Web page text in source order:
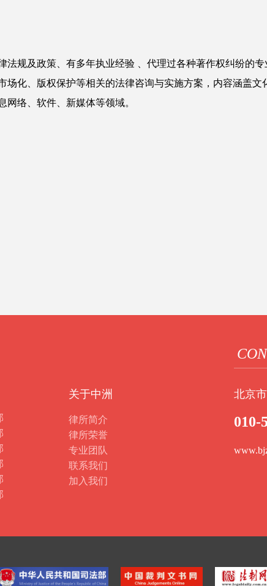
规及政策、有多年执业经验 、代理过各种著作权纠纷的
化、版权保护等相关的法律咨询与实施方案，内容涵盖
络、软件、新媒体等领域。
关于中洲
律所简介
律所荣誉
专业团队
联系我们
加入我们
北京
010-